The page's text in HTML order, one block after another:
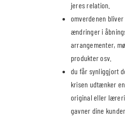
jeres relation.
omverdenen
ændringer i
arrangementer,
produkter osv.
du får synliggjort
krisen udtænker
original eller
gavner dine